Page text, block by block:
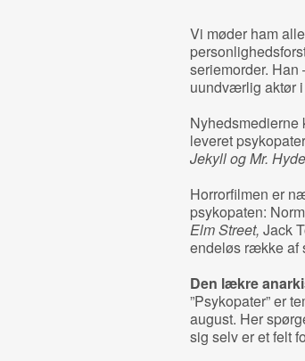
Vi møder ham
seriemorder.
uundværlig aktør
Nyhedsmedierne
leveret
Jekyll og Mr. Hyde
Horrorfilmen er
psykopaten:
Elm Street, Jack
endeløs række af
Den lækre
”Psykopater” er
august. Her
sig selv er et felt